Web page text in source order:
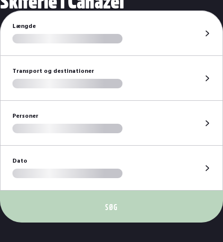
Længde
Transport og destinationer
Personer
Dato
SØG